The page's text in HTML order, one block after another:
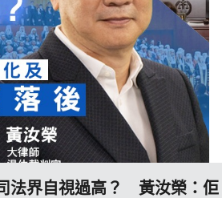
法界自視過高？ 黃汝榮：佢